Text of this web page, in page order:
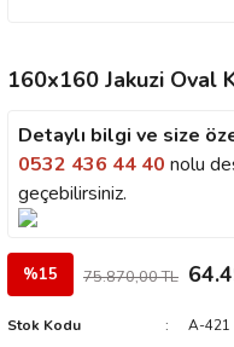
160x160 Jakuzi Oval
Detaylı bilgi ve size
0532 436 44 40 nolu
geçebilirsiniz.
%15 75.870,00 TL
Stok Kodu
A-421